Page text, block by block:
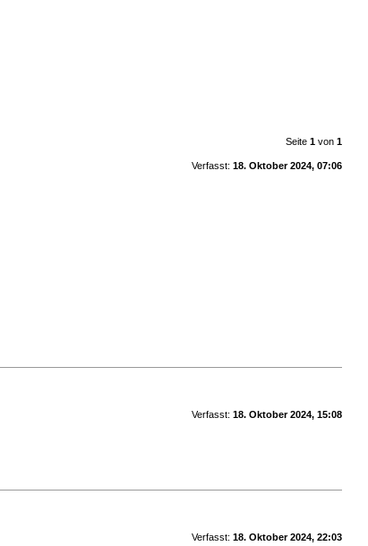
Seite 1von 1
Verfasst: 18. Oktober 2024, 07:06
Verfasst: 18. Oktober 2024, 15:08
Verfasst: 18. Oktober 2024, 22:03